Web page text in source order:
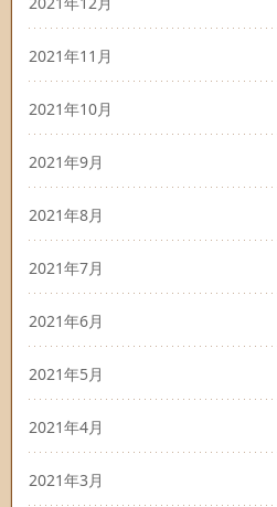
2021年11月
2021年10月
2021年9月
2021年8月
2021年7月
2021年6月
2021年5月
2021年4月
2021年3月